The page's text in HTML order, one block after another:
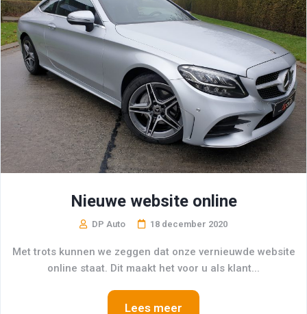
Nieuwe website online
DP Auto 18 december 2020
Met trots kunnen we zeggen dat onze vernieuwde website
online staat. Dit maakt het voor u als klant...
Lees meer